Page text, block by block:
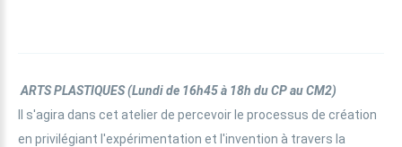
ARTS PLASTIQUES(Lundi de 16h45 à 18h du CP au CM2)
Il s'agira dans cet atelier de percevoir le processus de création
en privilégiant l'expérimentation et l'invention à travers la